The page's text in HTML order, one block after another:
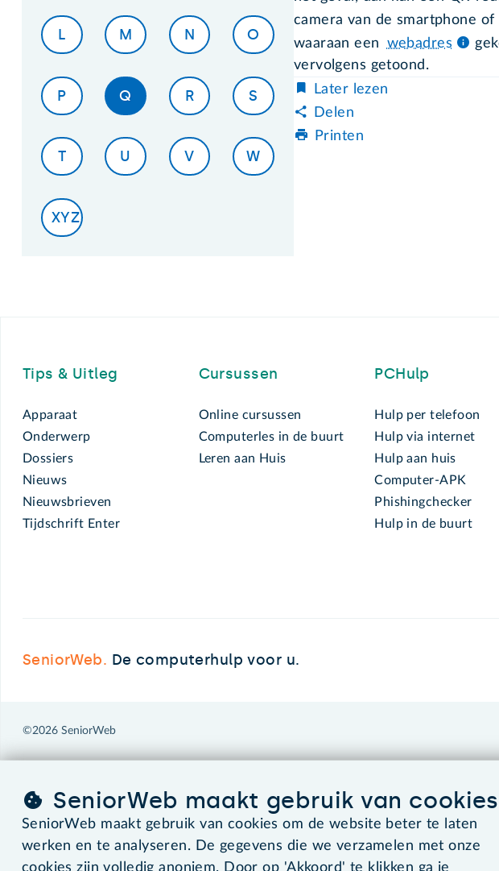
L M N O
P Q R S
T U V W
XYZ
camera van de smartphone
waaraan een
webadres
vervolgens getoond.
Later lezen
Delen
Printen
Tips & Uitleg
Apparaat
Onderwerp
Dossiers
Nieuws
Nieuwsbrieven
Tijdschrift Enter
Cursussen
Online cursussen
Computerles in de buurt
Leren aan Huis
PCHulp
Hulp per telefoon
Hulp via internet
Hulp aan huis
Computer-APK
Phishingchecker
Hulp in de buurt
SeniorWeb. De computerhulp voor u.
©2026 SeniorWeb
SeniorWeb maakt gebruik van cookies
SeniorWeb maakt gebruik van cookies om de website beter te laten
werken en te analyseren. De gegevens die we verzamelen met onze
cookies zijn volledig anoniem. Door op 'Akkoord' te klikken ga je